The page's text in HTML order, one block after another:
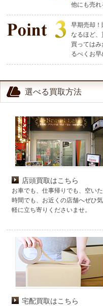
他にも売れ
早期売却
なるほど、
買っては
るべくお早
選べる買取方法
店頭買取はこちら
お車でも、仕事帰りでも、空いた
時間でも、お近くの店舗へぜひ気
軽に立ち寄りくださいませ。
宅配買取はこちら